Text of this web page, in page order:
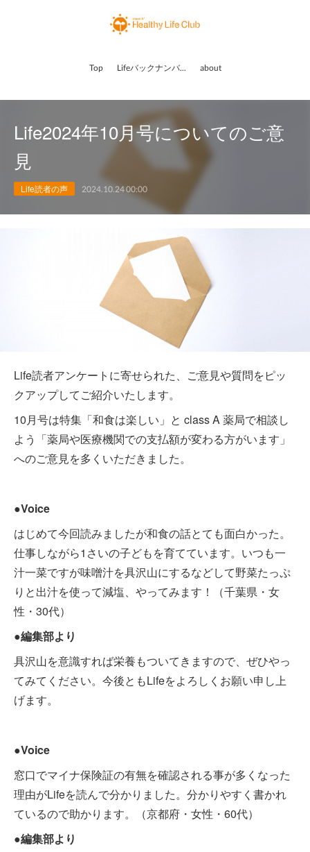
Top Lifeバックナンバー about
Life2024年10月号についてのご意
見
Life読者の声 2024.10.24 00:00
Life読者アンケートに寄せられた、ご意見や質問をピッ
クアップしてご紹介いたします。
10月号は特集「和食は楽しい」と class A 薬局で相談し
よう「薬局や医療機関での支払額が変わる方がいます」
へのご意見を多くいただきました。
●Voice
はじめて今回読みましたが和食の話とても面白かった。
仕事しながら1さいの子どもを育てています。いつも一
汁一菜ですが味噌汁を具沢山にするなどして野菜たっぷ
りと出汁を使って減塩、やってみます！（千葉県・女
性・30代）
●編集部より
具沢山を意識すれば栄養もついてきますので、ぜひやっ
てみてください。今後ともLifeをよろしくお願い申し上
げます。
●Voice
窓口でマイナ保険証の有無を確認される事が多くなった
理由がLifeを読んで分かりました。分かりやすく書かれ
ているので助かります。（京都府・女性・60代）
●編集部より